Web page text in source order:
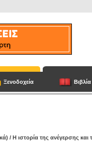
Ξενοδοχεία Βιβλία
/ Η ιστορία της ανέγερσης και